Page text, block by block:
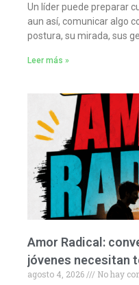
Un líder puede preparar
aun así, comunicar algo
postura, su mirada, sus
Leer más »
Amor Radical:
jóvenes necesitan
agosto 4, 2026
No hay